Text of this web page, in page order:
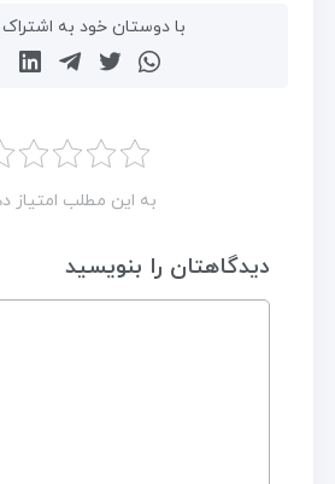
با دوستان خود به اشتراک
به این مطلب امتیاز
دیدگاهتان را بنویسید